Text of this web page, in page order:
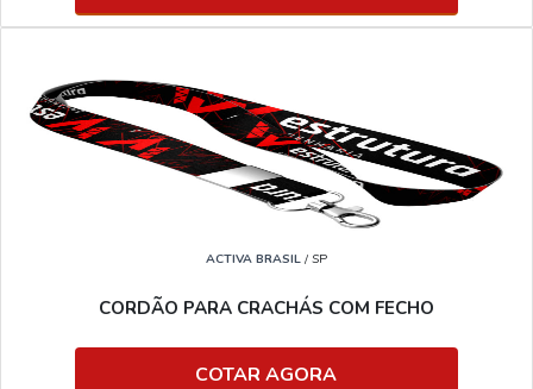
ACTIVA BRASIL / SP
CORDÃO PARA CRACHÁS COM FECHO
COTAR AGORA